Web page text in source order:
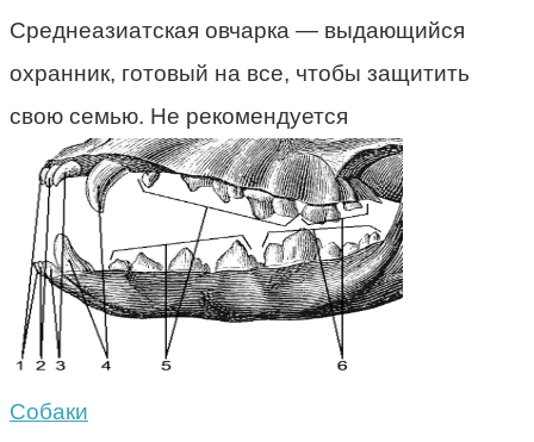
Среднеазиатская овчарка — выдающийся
охранник, готовый на все, чтобы защитить
свою семью. Не рекомендуется
Собаки